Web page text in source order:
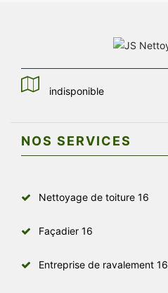
indisponible
NOS SERVICES
Nettoyage de toiture 16
Façadier 16
Entreprise de ravalement 16